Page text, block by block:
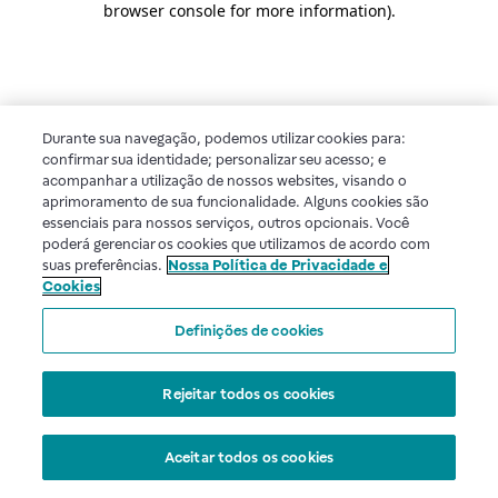
browser console for more information).
Durante sua navegação, podemos utilizar cookies para:
confirmar sua identidade; personalizar seu acesso; e
acompanhar a utilização de nossos websites, visando o
aprimoramento de sua funcionalidade. Alguns cookies são
essenciais para nossos serviços, outros opcionais. Você
poderá gerenciar os cookies que utilizamos de acordo com
suas preferências. Nossa Política de Privacidade e
Cookies
Definições de cookies
Rejeitar todos os cookies
Aceitar todos os cookies